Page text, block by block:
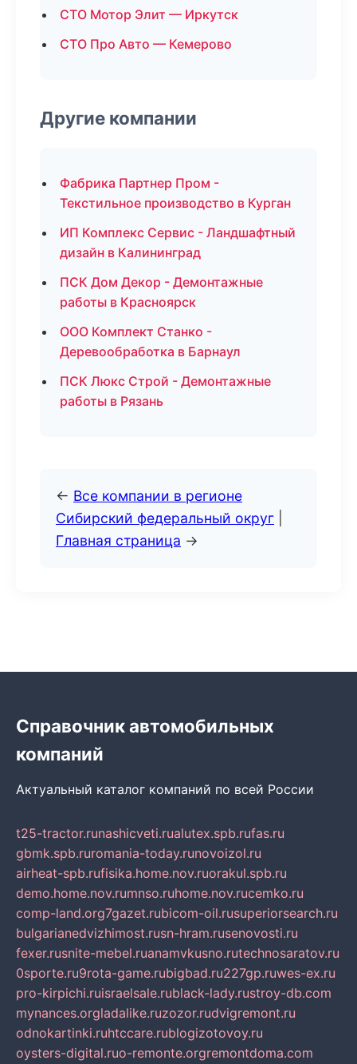
СТО Мотор Элит — Иркутск
СТО Про Авто — Кемерово
Другие компании
Фабрика Партнер Пром -
Текстильное производство в Курган
ИП Комплекс Сервис - Ландшафтный
дизайн в Калининград
ПСК Дом Декор - Демонтажные
работы в Красноярск
ООО Комплект Станко -
Деревообработка в Барнаул
ПСК Люкс Строй - Демонтажные
работы в Рязань
← Все компании в регионе
Сибирский федеральный округ
Главная страница →
Справочник автомобильных
компаний
Актуальный каталог компаний по всей России
t25-tractor.runashicveti.rualutex.spb.rufas.ru
gbmk.spb.ruromania-today.runovoizol.ru
airheat-spb.rufisika.home.nov.ruorakul.spb.ru
demo.home.nov.rumnso.ruhome.nov.rucemko.ru
comp-land.org7gazet.rubicom-oil.rusuperiorsearch.ru
bulgarianedvizhimost.rusn-hram.rusenovosti.ru
fexer.rusnite-mebel.ruanamvkusno.rutechnosaratov.ru
0sporte.ru9rota-game.rubigbad.ru227gp.ruwes-ex.ru
pro-kirpichi.ruisraelsale.rublack-lady.rustroy-db.com
mynances.orgladalike.ruzozor.rudvigremont.ru
odnokartinki.ruhtccare.rublogizotovoy.ru
oysters-digital.ruo-remonte.orgremontdoma.com